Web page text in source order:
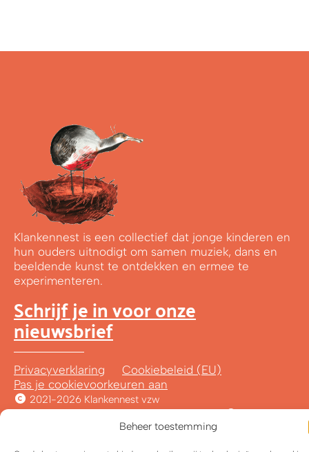
Beheer toestemming
Klankennest is een collectief dat jonge kinderen en
hun ouders uitnodigt om samen muziek, dans en
beeldende kunst te ontdekken en ermee te
experimenteren.
Schrijf je in voor onze
nieuwsbrief
Privacyverklaring
Cookiebeleid (EU)
Pas je cookievoorkeuren aan
2021-2026 Klankennest vzw